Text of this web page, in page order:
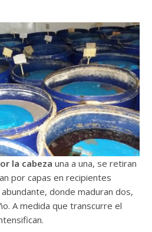
la cabeza una a una, se retiran
por capas en recipientes
donde maduran dos,
A medida que transcurre el